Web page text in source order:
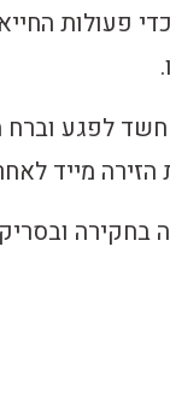
פעולות
לפגע וברח
מייד